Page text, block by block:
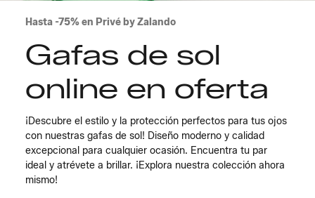
Hasta -75% en Privé by Zalando
Gafas de sol
online en oferta
¡Descubre el estilo y la protección perfectos para tus ojos
con nuestras gafas de sol! Diseño moderno y calidad
excepcional para cualquier ocasión. Encuentra tu par
ideal y atrévete a brillar. ¡Explora nuestra colección ahora
mismo!